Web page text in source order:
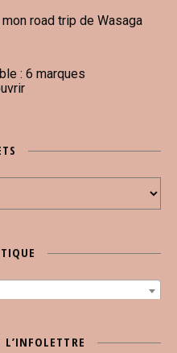
mon road trip de Wasaga
: 6 marques